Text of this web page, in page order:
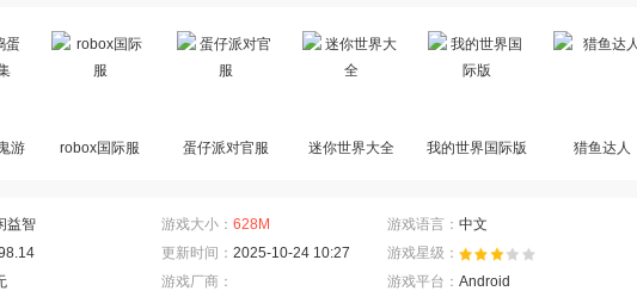
教程 游戏说明
游
robox国际服 蛋仔派对官服 迷你世界大全 我的世界国际版 猎鱼达人
益智 游戏大小： 628M 游戏语言： 中文
更新时间： 2025-10-24 10:27
游戏星级：
游戏厂商： 游戏平台： Android